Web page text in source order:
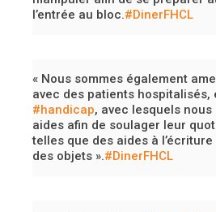
l’entrée au bloc.#DinerFHCL
« Nous sommes également
avec des patients hospitalisés,
#handicap, avec lesquels
aides afin de soulager leur
telles que des aides à
des objets ».#DinerFHCL